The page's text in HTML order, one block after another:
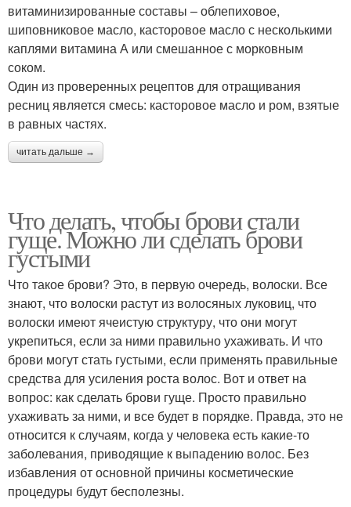
витаминизированные составы – облепиховое,
шиповниковое масло, касторовое масло с несколькими
каплями витамина А или смешанное с морковным
соком.
Один из проверенных рецептов для отращивания
ресниц является смесь: касторовое масло и ром, взятые
в равных частях.
читать дальше →
Что делать, чтобы брови стали
гуще. Можно ли сделать брови
густыми
Что такое брови? Это, в первую очередь, волоски. Все
знают, что волоски растут из волосяных луковиц, что
волоски имеют ячеистую структуру, что они могут
укрепиться, если за ними правильно ухаживать. И что
брови могут стать густыми, если применять правильные
средства для усиления роста волос. Вот и ответ на
вопрос: как сделать брови гуще. Просто правильно
ухаживать за ними, и все будет в порядке. Правда, это не
относится к случаям, когда у человека есть какие-то
заболевания, приводящие к выпадению волос. Без
избавления от основной причины косметические
процедуры будут бесполезны.